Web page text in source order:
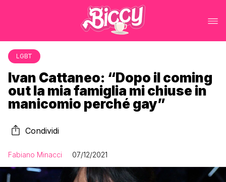
LGBT
Ivan Cattaneo: “Dopo il coming
out la mia famiglia mi chiuse in
manicomio perché gay”
Condividi
Fabiano Minacci 07/12/2021